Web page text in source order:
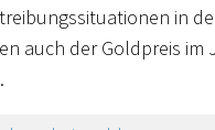
in
auch der Goldpreis im